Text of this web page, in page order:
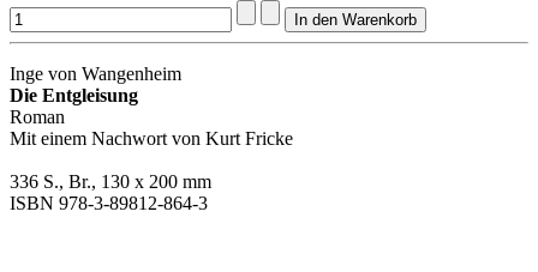
Inge von Wangenheim
Die Entgleisung
Roman
Mit einem Nachwort von Kurt Fricke
336 S., Br., 130 x 200 mm
ISBN 978-3-89812-864-3